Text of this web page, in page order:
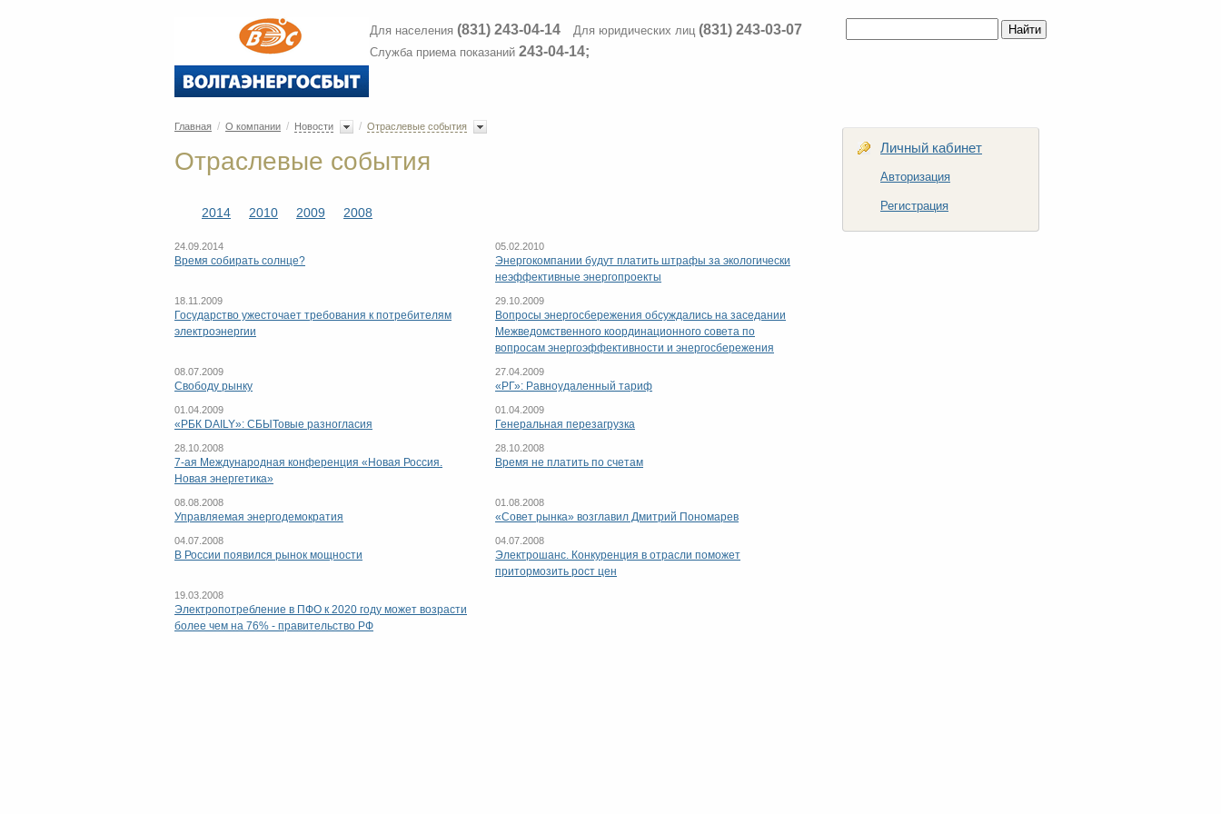
Для населения (831) 243-04-14 Для юридических лиц (831) 243-03-07
Служба приема показаний 243-04-14;
Главная / О компании / Новости / Отраслевые события
Oтраслевые события
2014 2010 2009 2008
24.09.2014
Время собирать солнце?
05.02.2010
Энергокомпании будут платить штрафы за экологически
неэффективные энергопроекты
18.11.2009
Государство ужесточает требования к потребителям
электроэнергии
29.10.2009
Вопросы энергосбережения обсуждались на заседании
Межведомственного координационного совета по
вопросам энергоэффективности и энергосбережения
08.07.2009
Свободу рынку
27.04.2009
«РГ»: Равноудаленный тариф
01.04.2009
«РБК DAILY»: СБЫТовые разногласия
01.04.2009
Генеральная перезагрузка
28.10.2008
7-ая Международная конференция «Новая Россия.
Новая энергетика»
28.10.2008
Время не платить по счетам
08.08.2008
Управляемая энергодемократия
01.08.2008
«Совет рынка» возглавил Дмитрий Пономарев
04.07.2008
В России появился рынок мощности
04.07.2008
Электрошанс. Конкуренция в отрасли поможет
притормозить рост цен
19.03.2008
Электропотребление в ПФО к 2020 году может возрасти
более чем на 76% - правительство РФ
Личный кабинет
Авторизация
Регистрация